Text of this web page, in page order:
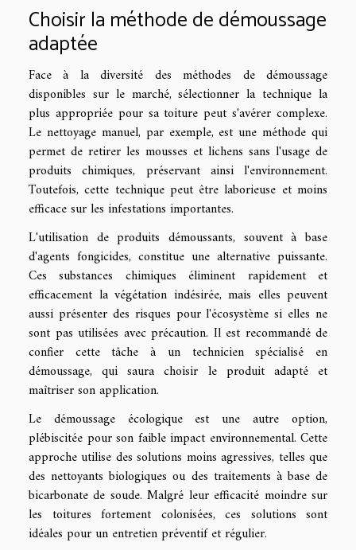
Choisir la méthode de démoussage
adaptée
Face à la diversité des méthodes de démoussage
disponibles sur le marché, sélectionner la technique la
plus appropriée pour sa toiture peut s'avérer complexe.
Le nettoyage manuel, par exemple, est une méthode qui
permet de retirer les mousses et lichens sans l'usage de
produits chimiques, préservant ainsi l'environnement.
Toutefois, cette technique peut être laborieuse et moins
efficace sur les infestations importantes.
L'utilisation de produits démoussants, souvent à base
d'agents fongicides, constitue une alternative puissante.
Ces substances chimiques éliminent rapidement et
efficacement la végétation indésirée, mais elles peuvent
aussi présenter des risques pour l'écosystème si elles ne
sont pas utilisées avec précaution. Il est recommandé de
confier cette tâche à un technicien spécialisé en
démoussage, qui saura choisir le produit adapté et
maîtriser son application.
Le démoussage écologique est une autre option,
plébiscitée pour son faible impact environnemental. Cette
approche utilise des solutions moins agressives, telles que
des nettoyants biologiques ou des traitements à base de
bicarbonate de soude. Malgré leur efficacité moindre sur
les toitures fortement colonisées, ces solutions sont
idéales pour un entretien préventif et régulier.